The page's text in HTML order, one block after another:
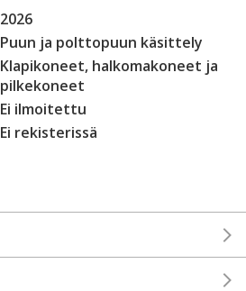
2026
Puun ja polttopuun käsittely
Klapikoneet, halkomakoneet ja
pilkekoneet
Ei ilmoitettu
Ei rekisterissä